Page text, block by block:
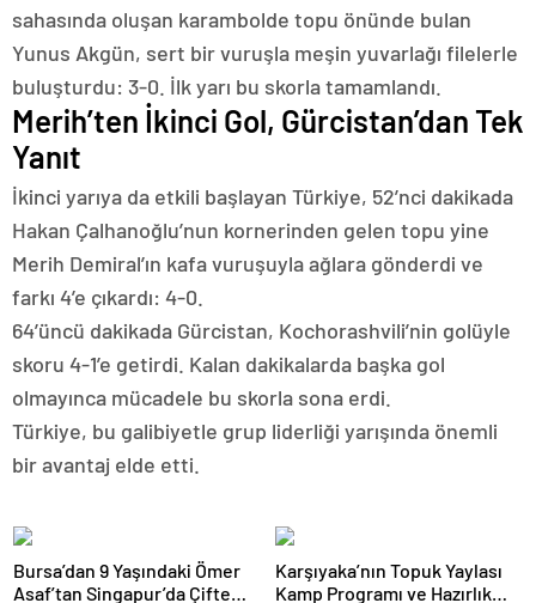
sahasında oluşan karambolde topu önünde bulan
Yunus Akgün, sert bir vuruşla meşin yuvarlağı filelerle
buluşturdu: 3-0. İlk yarı bu skorla tamamlandı.
Merih’ten İkinci Gol, Gürcistan’dan Tek
Yanıt
İkinci yarıya da etkili başlayan Türkiye, 52’nci dakikada
Hakan Çalhanoğlu’nun kornerinden gelen topu yine
Merih Demiral’ın kafa vuruşuyla ağlara gönderdi ve
farkı 4’e çıkardı: 4-0.
64’üncü dakikada Gürcistan, Kochorashvili’nin golüyle
skoru 4-1’e getirdi. Kalan dakikalarda başka gol
olmayınca mücadele bu skorla sona erdi.
Türkiye, bu galibiyetle grup liderliği yarışında önemli
bir avantaj elde etti.
Bursa’dan 9 Yaşındaki Ömer
Asaf’tan Singapur’da Çifte
Karşıyaka’nın Topuk Yaylası
Kamp Programı ve Hazırlık